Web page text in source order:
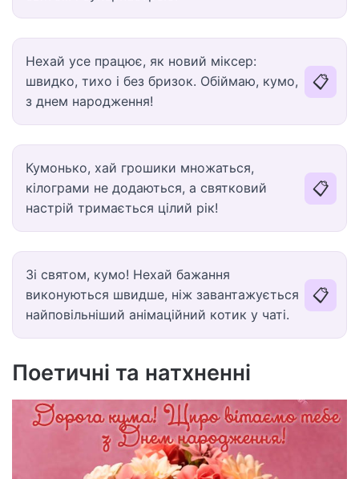
Нехай усе працює, як новий міксер:
швидко, тихо і без бризок. Обіймаю, кумо,
з днем народження!
📋
Кумонько, хай грошики множаться,
кілограми не додаються, а святковий
настрій тримається цілий рік!
📋
Зі святом, кумо! Нехай бажання
виконуються швидше, ніж завантажується
найповільніший анімаційний котик у чаті.
📋
Поетичні та натхненні